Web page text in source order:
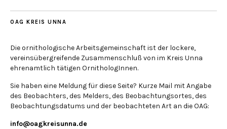
OAG KREIS UNNA
Die ornithologische Arbeitsgemeinschaft ist der lockere,
vereinsübergreifende Zusammenschluß von im Kreis Unna
ehrenamtlich tätigen OrnithologInnen.
Sie haben eine Meldung für diese Seite? Kurze Mail mit Angabe
des Beobachters, des Melders, des Beobachtungsortes, des
Beobachtungsdatums und der beobachteten Art an die OAG:
info@oagkreisunna.de